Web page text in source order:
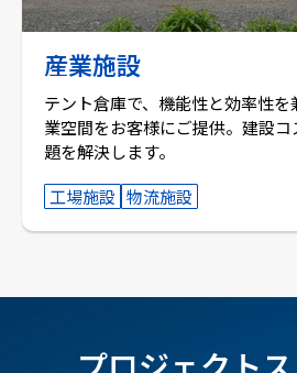
産業施設
テント倉庫で、機能性と効率性
業空間をお客様にご提供。建設
題を解決します。
工場施設 物流施設